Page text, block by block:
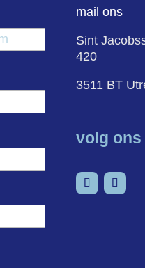
Achternaam
mail ons
Sint
420
3511 BT
volg ons